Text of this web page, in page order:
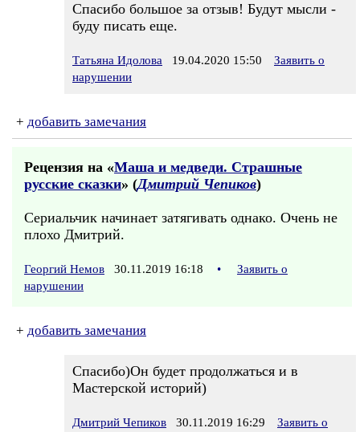
Спасибо большое за отзыв! Будут мысли -
буду писать еще.
Татьяна Идолова 19.04.2020 15:50
Заявить о
нарушении
+ добавить замечания
Рецензия на «Маша и медведи. Страшные
русские сказки» (Дмитрий Чепиков)
Сериальчик начинает затягивать однако. Очень не
плохо Дмитрий.
Георгий Немов 30.11.2019 16:18 •
Заявить о
нарушении
+ добавить замечания
Спасибо)Он будет продолжаться и в
Мастерской историй)
Дмитрий Чепиков 30.11.2019 16:29
Заявить о